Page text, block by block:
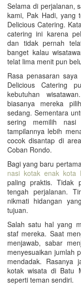
Selama di perjalanan,
kami, Pak Hadi, yang
Delicious Catering.
catering ini karena
dan tidak pernah
banget kalau
telat lima menit pun
Rasa penasaran
Delicious Catering
kebutuhan
biasanya mereka
sedang. Sementara
sering memilih
tampilannya lebih
cocok disantap di
Coban Rondo.
Bagi yang baru
nasi kotak enak kota
paling praktis. Tidak
tengah perjalanan.
nikmati hidangan
tujuan.
Salah satu hal yang
staf mereka. Saat
menjawab, sabar
menyesuaikan jumlah
mendadak. Rasanya
kotak wisata di Batu
seperti teman sendiri.